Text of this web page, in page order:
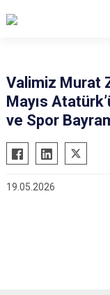
Valimiz Murat
Mayıs
ve Spor
19.05.2026